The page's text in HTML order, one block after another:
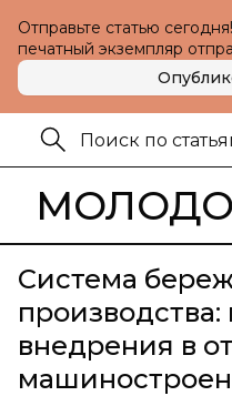
Отправьте статью
печатный экземпляр
Система
внедрения в